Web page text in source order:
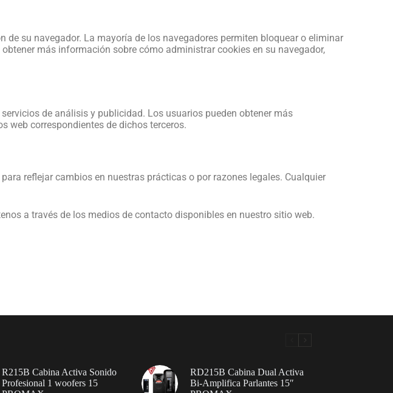
su navegador. La mayoría de los navegadores permiten bloquear o eliminar
más información sobre cómo administrar cookies en su navegador,
de análisis y publicidad. Los usuarios pueden obtener más
web correspondientes de dichos terceros.
reflejar cambios en nuestras prácticas o por razones legales. Cualquier
a través de los medios de contacto disponibles en nuestro sitio web.
R215B Cabina Activa Sonido
Profesional 1 woofers 15
RD215B Cabina Dual Activa
Bi-Amplifica Parlantes 15″